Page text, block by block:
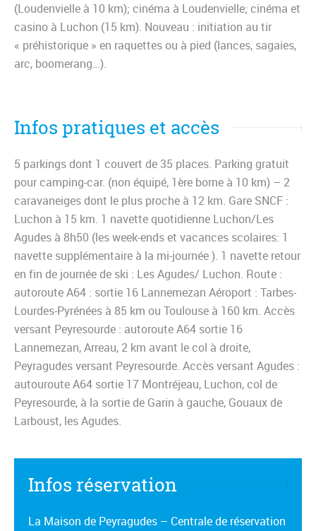
(Loudenvielle à 10 km); cinéma à Loudenvielle; cinéma et
casino à Luchon (15 km). Nouveau : initiation au tir
« préhistorique » en raquettes ou à pied (lances, sagaies,
arc, boomerang…).
Infos pratiques et accès
5 parkings dont 1 couvert de 35 places. Parking gratuit
pour camping-car. (non équipé, 1ère borne à 10 km) – 2
caravaneiges dont le plus proche à 12 km. Gare SNCF :
Luchon à 15 km. 1 navette quotidienne Luchon/Les
Agudes à 8h50 (les week-ends et vacances scolaires: 1
navette supplémentaire à la mi-journée ). 1 navette retour
en fin de journée de ski : Les Agudes/ Luchon. Route :
autoroute A64 : sortie 16 Lannemezan Aéroport : Tarbes-
Lourdes-Pyrénées à 85 km ou Toulouse à 160 km. Accès
versant Peyresourde : autoroute A64 sortie 16
Lannemezan, Arreau, 2 km avant le col à droite,
Peyragudes versant Peyresourde. Accès versant Agudes :
autouroute A64 sortie 17 Montréjeau, Luchon, col de
Peyresourde, à la sortie de Garin à gauche, Gouaux de
Larboust, les Agudes.
Infos réservation
La Maison de Peyragudes – Centrale de réservation